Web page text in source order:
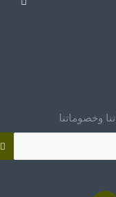
وخصوماتنا